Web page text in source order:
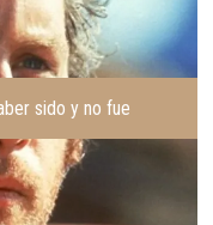
sido y no fue